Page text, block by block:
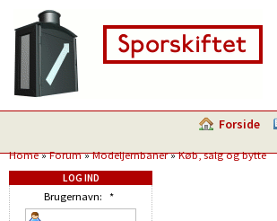
Forside
Home»Forum»Modeljernbaner»Køb, salg og bytte
LOG IND
Brugernavn: *